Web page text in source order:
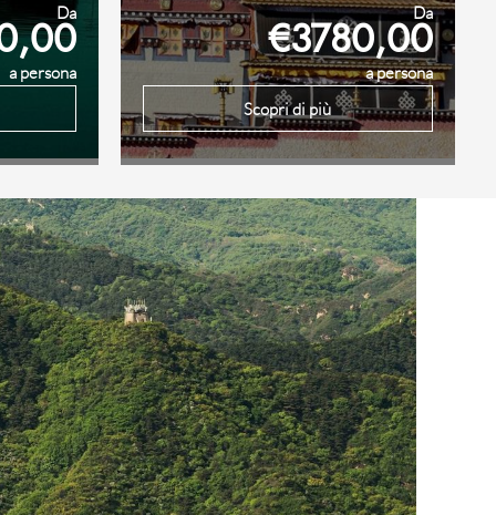
Da
a persona
Da
€3780,00
a persona
Scopri di più